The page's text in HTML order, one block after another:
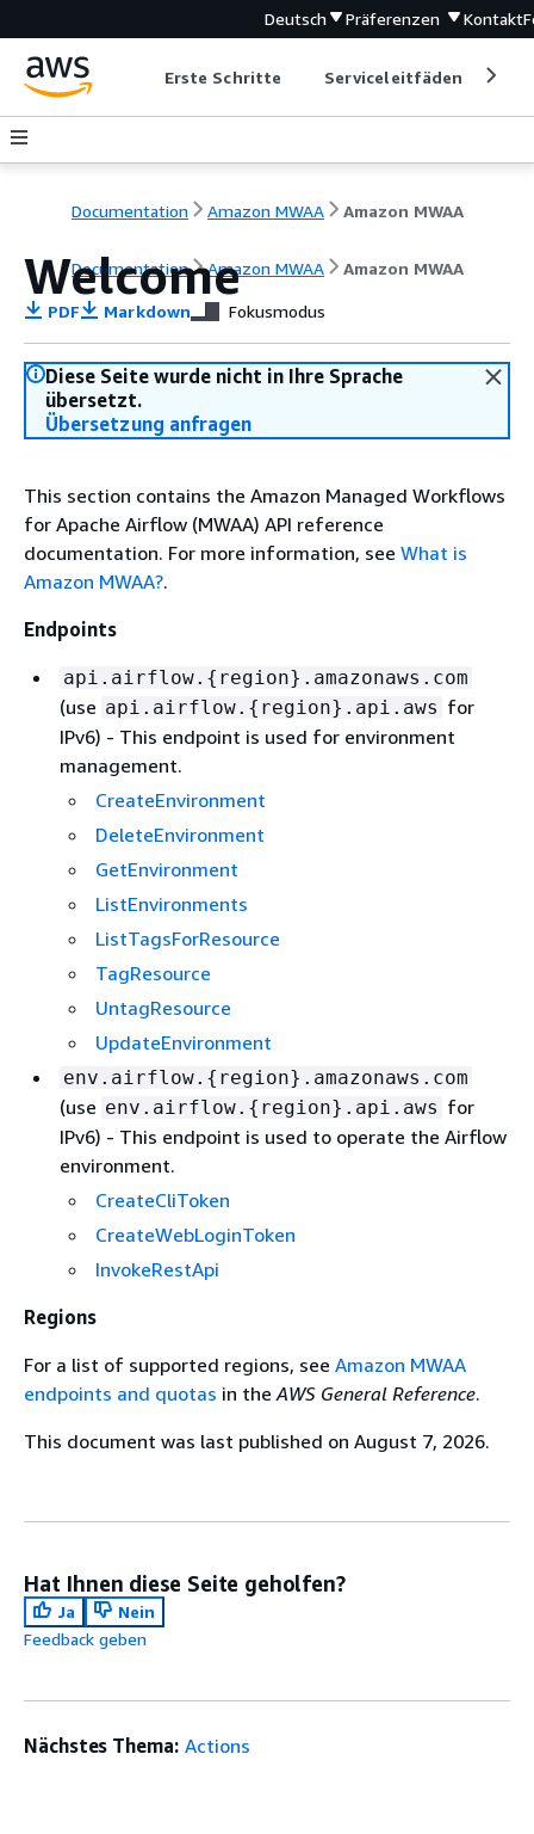
Deutsch Präferenzen Kontakt
Erste Schritte Serviceleitfäden
Documentation Amazon MWAA Amazon MWAA
Documentation Amazon MWAA Amazon MWAA
Welcome
PDF Markdown Fokusmodus
Diese Seite wurde nicht in Ihre Sprache
übersetzt.
Übersetzung anfragen
This section contains the Amazon Managed Workflows
for Apache Airflow (MWAA) API reference
documentation. For more information, see What is
Amazon MWAA?.
Endpoints
api.airflow. { region}.amazonaws.com
(use api.airflow. { region}.api.aws for
IPv6) - This endpoint is used for environment
management.
CreateEnvironment
DeleteEnvironment
GetEnvironment
ListEnvironments
ListTagsForResource
TagResource
UntagResource
UpdateEnvironment
env.airflow. { region}.amazonaws.com
(use env.airflow. { region}.api.aws for
IPv6) - This endpoint is used to operate the Airflow
environment.
CreateCliToken
CreateWebLoginToken
InvokeRestApi
Regions
For a list of supported regions, see Amazon MWAA
endpoints and quotas in theAWS General Reference.
This document was last published on August 7, 2026.
Hat Ihnen diese Seite geholfen?
Ja
Nein
Feedback geben
Nächstes Thema: Actions